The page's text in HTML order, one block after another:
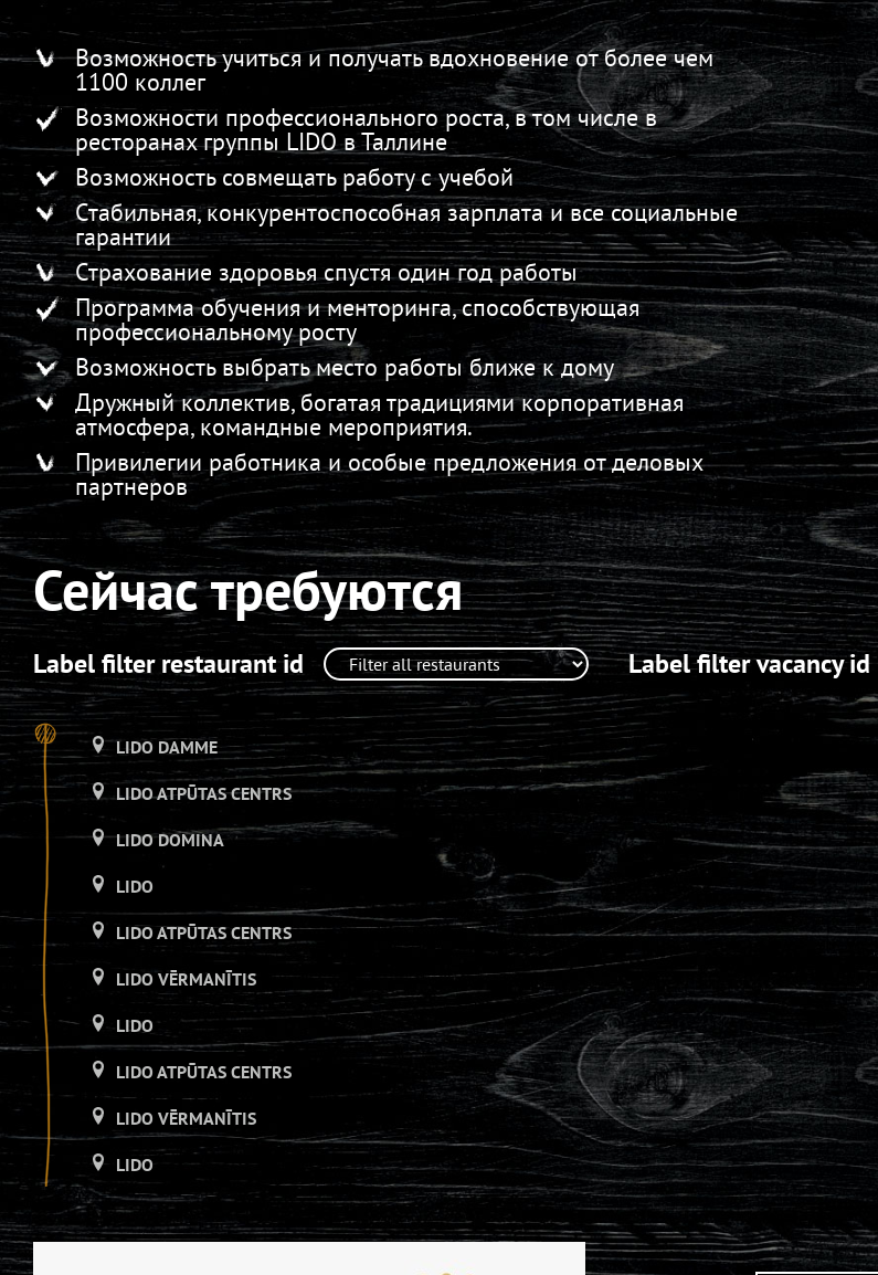
Возможность учиться и получать вдохновение от более чем
1100 коллег
Возможности профессионального роста, в том числе в
ресторанах группы LIDO в Таллине
Возможность совмещать работу с учебой
Стабильная, конкурентоспособная зарплата и все социальные
гарантии
Страхование здоровья спустя один год работы
Программа обучения и менторинга, способствующая
профессиональному росту
Возможность выбрать место работы ближе к дому
Дружный коллектив, богатая традициями корпоративная
атмосфера, командные мероприятия.
Привилегии работника и особые предложения от деловых
партнеров
Сейчас требуются
Label filter restaurant id Label filter vacancy id
LIDO DAMME
LIDO ATPŪTAS CENTRS
LIDO DOMINA
LIDO
LIDO ATPŪTAS CENTRS
LIDO VĒRMANĪTIS
LIDO
LIDO ATPŪTAS CENTRS
LIDO VĒRMANĪTIS
LIDO
LIDO ATPŪTAS CENTRS